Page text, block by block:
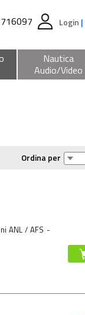
Login |
Nautica
Audio/Video
Ordina per
ANL / AFS -